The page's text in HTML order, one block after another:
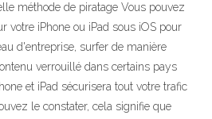
méthode de piratage Vous pouvez
votre iPhone ou iPad sous iOS pour
d'entreprise, surfer de manière
verrouillé dans certains pays
et iPad sécurisera tout votre trafic
le constater, cela signifie que